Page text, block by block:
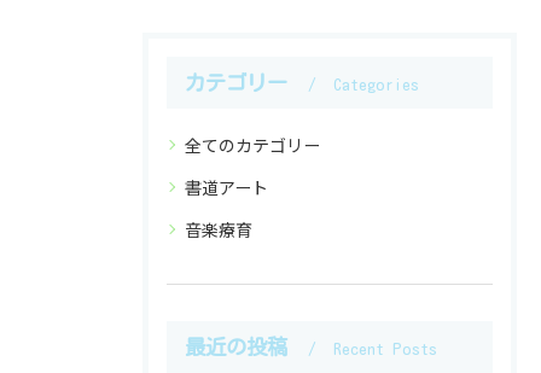
カテゴリー Categories
全てのカテゴリー
書道アート
音楽療育
最近の投稿 Recent Posts